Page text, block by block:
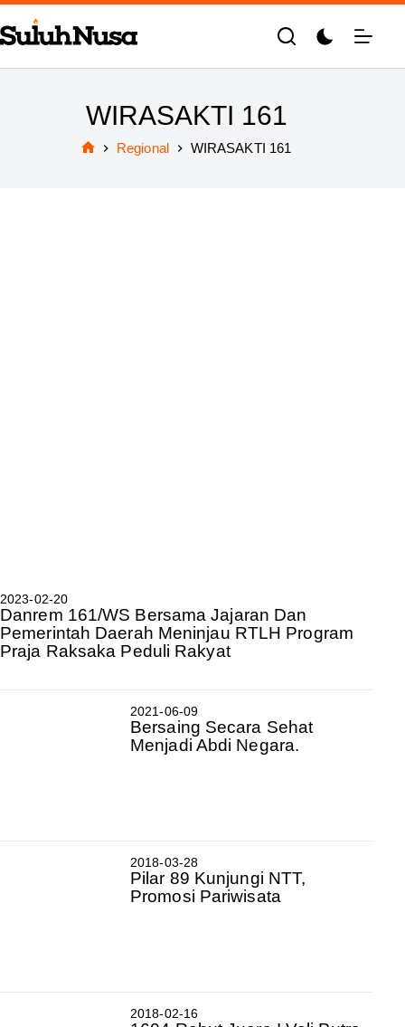
Skip
to
content
WIRASAKTI 161
Regional WIRASAKTI 161
2023-02-20
Danrem 161/WS Bersama Jajaran Dan
Pemerintah Daerah Meninjau RTLH Program
Praja Raksaka Peduli Rakyat
2021-06-09
Bersaing Secara Sehat
Menjadi Abdi Negara.
2018-03-28
Pilar 89 Kunjungi NTT,
Promosi Pariwisata
2018-02-16